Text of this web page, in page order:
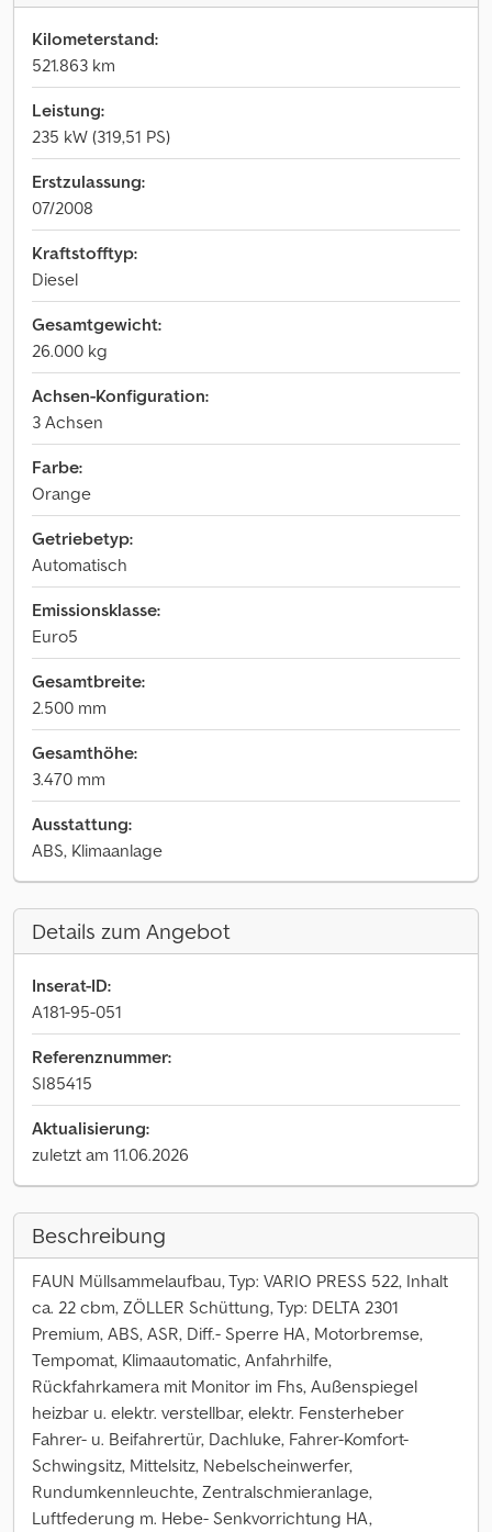
Kilometerstand:
521.863 km
Leistung:
235 kW (319,51 PS)
Erstzulassung:
07/2008
Kraftstofftyp:
Diesel
Gesamtgewicht:
26.000 kg
Achsen-Konfiguration:
3 Achsen
Farbe:
Orange
Getriebetyp:
Automatisch
Emissionsklasse:
Euro5
Gesamtbreite:
2.500 mm
Gesamthöhe:
3.470 mm
Ausstattung:
ABS, Klimaanlage
Details zum Angebot
Inserat-ID:
A181-95-051
Referenznummer:
SI85415
Aktualisierung:
zuletzt am 11.06.2026
Beschreibung
FAUN Müllsammelaufbau, Typ: VARIO PRESS 522, Inhalt
ca. 22 cbm, ZÖLLER Schüttung, Typ: DELTA 2301
Premium, ABS, ASR, Diff.- Sperre HA, Motorbremse,
Tempomat, Klimaautomatic, Anfahrhilfe,
Rückfahrkamera mit Monitor im Fhs, Außenspiegel
heizbar u. elektr. verstellbar, elektr. Fensterheber
Fahrer- u. Beifahrertür, Dachluke, Fahrer-Komfort-
Schwingsitz, Mittelsitz, Nebelscheinwerfer,
Rundumkennleuchte, Zentralschmieranlage,
Luftfederung m. Hebe- Senkvorrichtung HA,